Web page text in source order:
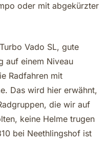
oder mit abgekürzter
Vado SL, gute
auf einem Niveau
Radfahren mit
Das wird hier erwähnt,
die wir auf
keine Helme trugen
bei Neethlingshof ist